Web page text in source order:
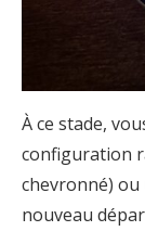
À ce stade,
configuration
chevronné)
nouveau